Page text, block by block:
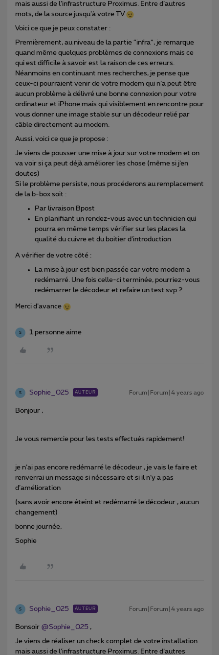
mais aussi de l’infrastructure Proximus. Entre d’autres
mots, de la source jusqu’à votre TV
Voici ce que je peux constater :
Premièrement, au niveau de la partie “infra”, je remarque
quand même quelques problèmes de connexions mais ce
qui est difficile à savoir est la raison de ces erreurs.
Néanmoins en continuant mes recherches, je pense que
ceux-ci pourraient venir de votre modem qui n’a peut être
aucun problème à délivré une bonne connexion pour votre
ordinateur et iPhone mais qui visiblement en rencontre pour
vous donner une image stable sur un décodeur relié par
câble directement au modem.
Aussi, voici ce que je propose :
Je viens de pousser une mise à jour sur votre modem et on
va voir si ça peut déjà améliorer les chose (même si j’en
doutes)
Si le problème persiste, nous procéderons au remplacement
de la b-box soit :
Par livraison Bpost
En planifiant un rendez-vous avec un technicien qui
pourra en même temps vérifier sur les places la
qualité du cuivre et du boitier d’introduction
A vérifier de votre côté :
La mise à jour est bien passée car votre modem a
redémarré. Une fois celle-ci terminée, pourriez-vous
redémarrer le décodeur et refaire un test svp ?
Merci d’avance
S 1 personne aime
S Sophie_025 AUTEUR Forum|Forum|4 years ago
Bonjour ,
Je vous remercie pour les tests effectués rapidement!
je n’ai pas encore redémarré le décodeur , je vais le faire et
renverrai un message si nécessaire et si il n’y a pas
d’amélioration
(sans avoir encore éteint et redémarré le décodeur , aucun
changement)
bonne journée,
Sophie
S Sophie_025 AUTEUR Forum|Forum|4 years ago
Bonsoir @Sophie_025 ,
Je viens de réaliser un check complet de votre installation
mais aussi de l’infrastructure Proximus. Entre d’autres